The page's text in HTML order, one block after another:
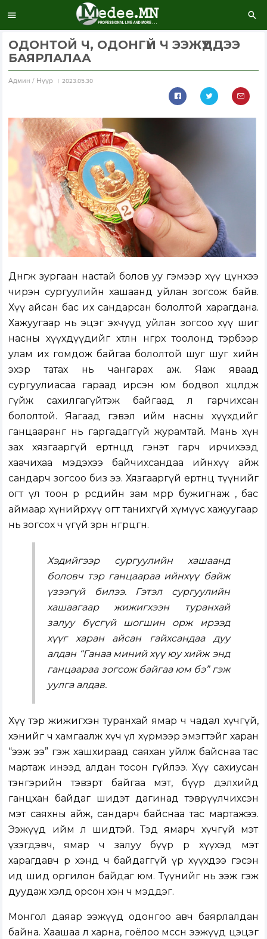
​ОДОНТОЙ Ч, ОДОНГҮЙ Ч ЭЭЖҮҮДДЭЭ
БАЯРЛАЛАА
Aдмин / Нүүр 2023.05.30
Дөнгөж зургаан настай болов уу гэмээр хүү цүнхээ
чирэн сургуулийн хашаанд уйлан зогсож байв.
Хүү айсан бас их сандарсан бололтой харагдана.
Хажуугаар нь эцэг эхчүүд уйлан зогсоо хүү шиг
насны хүүхдүүдийг хөтлөн өнгөрөх тоолонд тэрбээр
улам их гомдож байгаа бололтой шуг шуг хийн
эхэр татах нь чангарах аж. Яаж яваад
сургуулиасаа гараад ирсэн юм бодвол хөөцөлдөж
гүйж сахилгагүйтэж байгаад л гарчихсан
бололтой. Яагаад гэвэл ийм насны хүүхдийг
ганцааранг нь гаргадаггүй журамтай. Мань хүн
зах хязгааргүй ертөнцөд гэнэт гарч ирчихээд
хаачихаа мэдэхээ байчихсандаа ийнхүү айж
сандарч зогсоо биз ээ. Хязгааргүй ертөнц түүнийг
огт үл тоон өөр өөрсдийн зам мөрөөр бужигнаж , бас
аймаар хүнийрхүү огт танихгүй хүмүүс хажуугаар
нь зогсох ч үгүй зөрөн өнгөрцгөөнө.
Хэдийгээр сургуулийн хашаанд
боловч тэр ганцаараа ийнхүү байж
үзээгүй билээ. Гэтэл сургуулийн
хашаагаар жижигхээн туранхай
залуу бүсгүй шогшин орж ирээд
хүүг харан айсан гайхсандаа дуу
алдан “Ганаа миний хүү юу хийж энд
ганцаараа зогсож байгаа юм бэ” гэж
уулга алдав.
Хүү тэр жижигхэн туранхай ямар ч чадал хүчгүй,
хэнийг ч хамгаалж хүч үл хүрмээр эмэгтэйг харан
“ээж ээ” гэж хашхираад саяхан уйлж байснаа тас
мартаж инээд алдан тосон гүйлээ. Хүү сахиусан
тэнгэрийн тэвэрт байгаа мэт, бүүр дэлхийд
ганцхан байдаг шидэт дагинад тэврүүлчихсэн
мэт саяхны айж, сандарч байснаа тас мартажээ.
Ээжүүд ийм л шидтэй. Тэд ямарч хүчгүй мэт
үзэгдэвч, ямар ч залуу бүүр өөрөө хүүхэд мэт
харагдавч өөр хэнд ч байдаггүй үр хүүхдээ гэсэн
ид шид оргилон байдаг юм. Түүнийг нь ээж гэж
дуудаж хэлд орсон хэн ч мэддэг.
Монгол даяар ээжүүд одонгоо авч баярлалдан
байна. Хаашаа л харна, гоёлоо өмссөн ээжүүд цэцэг